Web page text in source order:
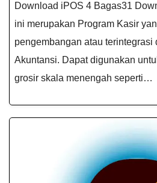
Download iPOS 4 Bagas31
ini merupakan Program Kasir
pengembangan atau terintegrasi
Akuntansi. Dapat digunakan
grosir skala menengah seperti…